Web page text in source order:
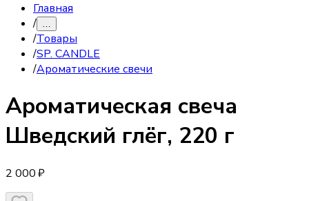
Главная
/ …
/Товары
/SP. CANDLE
/Ароматические свечи
Ароматическая свеча
Шведский глёг, 220 г
2 000 ₽